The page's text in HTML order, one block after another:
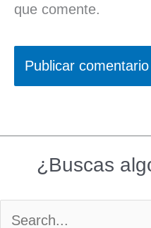
que comente.
¿Buscas